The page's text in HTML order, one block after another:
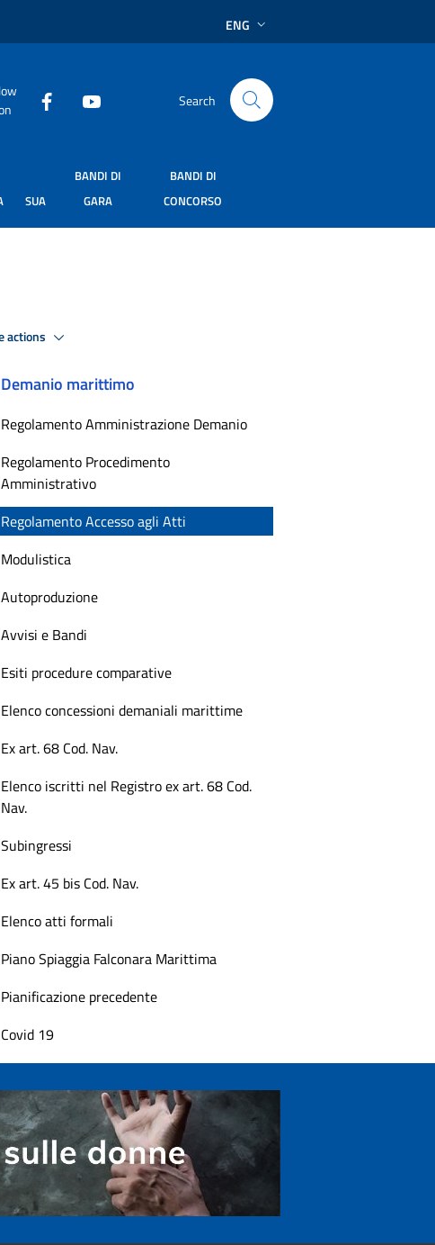
ENG
Search
SUA
BANDI DI
GARA
BANDI DI
CONCORSO
actions
Demanio marittimo
Regolamento Amministrazione Demanio
Regolamento Procedimento
Amministrativo
Regolamento Accesso agli Atti
Modulistica
Autoproduzione
Avvisi e Bandi
Esiti procedure comparative
Elenco concessioni demaniali marittime
Ex art. 68 Cod. Nav.
Elenco iscritti nel Registro ex art. 68 Cod.
Nav.
Subingressi
Ex art. 45 bis Cod. Nav.
Elenco atti formali
Piano Spiaggia Falconara Marittima
Pianificazione precedente
Covid 19